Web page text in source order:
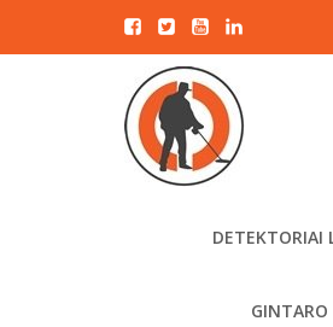
DETEKTORIAI
GINTARO
FILTRAVIMAS
Kaina
€